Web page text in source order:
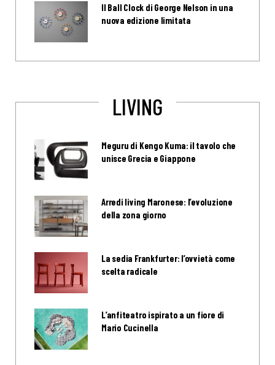
Il Ball Clock di George Nelson in una
nuova edizione limitata
LIVING
Meguru di Kengo Kuma: il tavolo che
unisce Grecia e Giappone
Arredi living Maronese: l’evoluzione
della zona giorno
La sedia Frankfurter: l’ovvietà come
scelta radicale
L’anfiteatro ispirato a un fiore di
Mario Cucinella